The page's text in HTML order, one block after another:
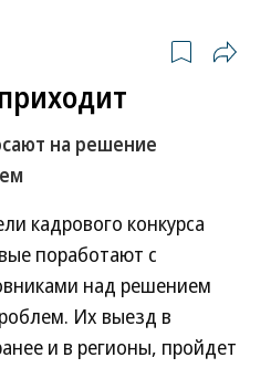
на решение
кадрового конкурса
поработают с
над решением
Их выезд в
и в регионы, пройдет